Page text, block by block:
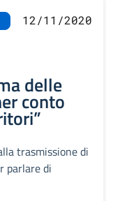
12/11/2020
delle
conto
trasmissione di
parlare di